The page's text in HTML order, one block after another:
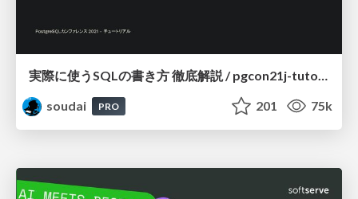
soudai
PRO 201 75k